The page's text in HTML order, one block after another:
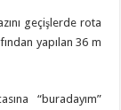
geçişlerde rota
yapılan 36 m
“buradayım”